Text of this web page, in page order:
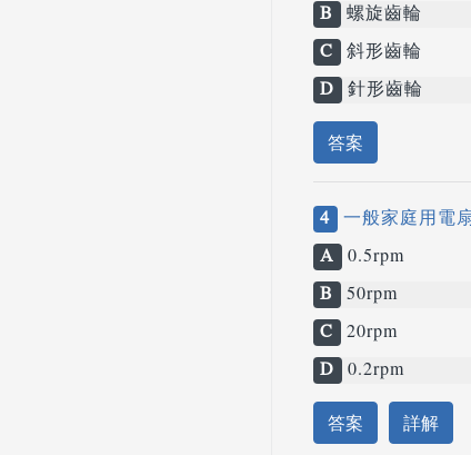
B 螺旋齒輪
C 斜形齒輪
D 針形齒輪
答案
4 一般家庭用電
A 0.5rpm
B 50rpm
C 20rpm
D 0.2rpm
答案 詳解